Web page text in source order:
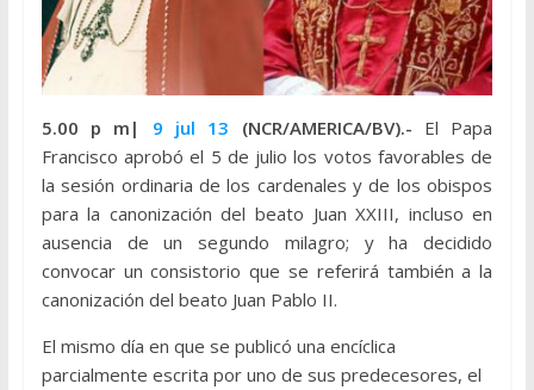
5.00 p m| 9 jul 13 (NCR/AMERICA/BV).- El Papa
Francisco aprobó el 5 de julio los votos favorables de
la sesión ordinaria de los cardenales y de los obispos
para la canonización del beato Juan XXIII, incluso en
ausencia de un segundo milagro; y ha decidido
convocar un consistorio que se referirá también a la
canonización del beato Juan Pablo II.
El mismo día en que se publicó una encíclica
parcialmente escrita por uno de sus predecesores, el